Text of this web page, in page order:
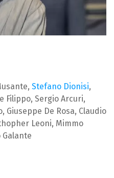
Stefano Dionisi,
Filippo, Sergio Arcuri,
Giuseppe De Rosa, Claudio
Leoni, Mimmo
Galante